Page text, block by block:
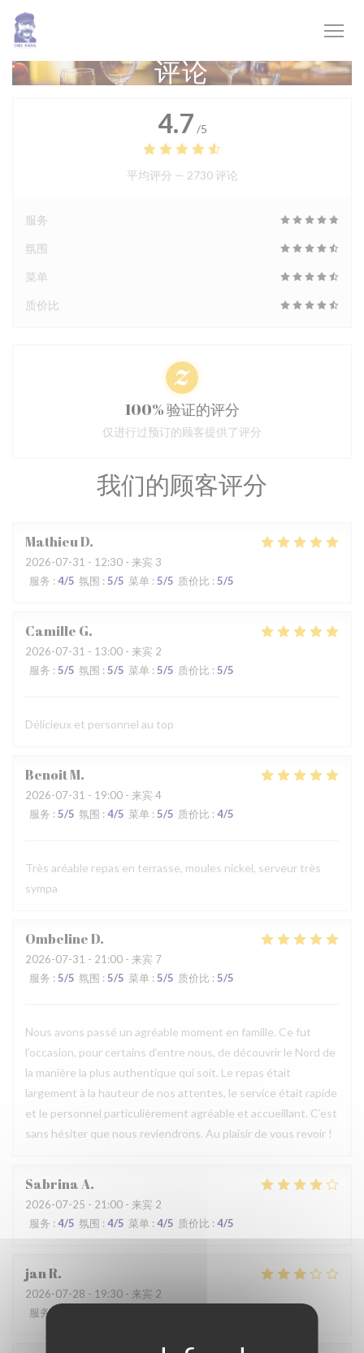
Cookie管理面板
评论
我们的顾客评分
MathieuD
2026-07-31 - 12:30 - 来宾 3
服务 : 4/5 氛围 : 5/5 菜单 : 5/5 质价比 : 5/5
Camille G
2026-07-31 - 13:00 - 来宾 2
服务 : 5/5 氛围 : 5/5 菜单 : 5/5 质价比 : 5/5
Délicieux et personnel au top
BenoitM
2026-07-31 - 19:00 - 来宾 4
服务 : 5/5 氛围 : 4/5 菜单 : 5/5 质价比 : 4/5
Très aréable repas en terrasse, moules nickel, serveur très
sympa
OmbelineD
2026-07-31 - 21:00 - 来宾 7
服务 : 5/5 氛围 : 5/5 菜单 : 5/5 质价比 : 5/5
Nous avons passé un agréable moment en famille. Ce fut
l’occasion, pour certains d’entre nous, de découvrir le Nord de
la manière la plus authentique qui soit. Le repas était
largement à la hauteur de nos attentes, le service était rapide
et le personnel particulièrement agréable et accueillant. C’est
sans hésiter que nous reviendrons. Au plaisir de vous revoir !
SabrinaA
2026-07-25 - 21:00 - 来宾 2
服务 : 4/5 氛围 : 4/5 菜单 : 4/5 质价比 : 4/5
janR
2026-07-28 - 19:30 - 来宾 2
服务:
4.7 /5
平均评分 — 2730 评论
服务
氛围
菜单
质价比
100% 验证的评分
仅进行过预订的顾客提供了评分